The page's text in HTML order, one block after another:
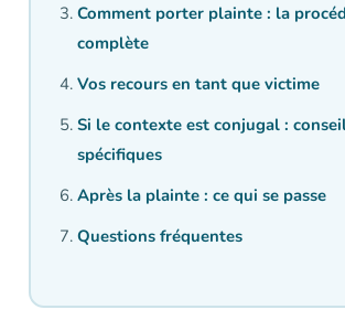
Comment porter plainte : la
complète
Vos recours en tant que victime
Si le contexte est conjugal :
spécifiques
Après la plainte : ce qui se passe
Questions fréquentes